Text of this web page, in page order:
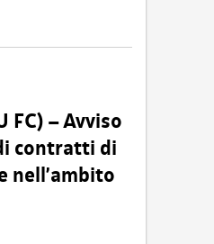
– Avviso
contratti di
nell’ambito